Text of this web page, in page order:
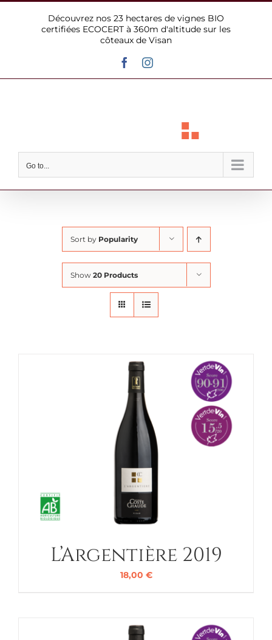
Découvrez nos 23 hectares de vignes BIO
certifiées ECOCERT à 360m d'altitude sur les
côteaux de Visan
FacebookInstagram
Go to...
Sort by Popularity
Show 20 Products
L’Argentière 2019
18,00 €